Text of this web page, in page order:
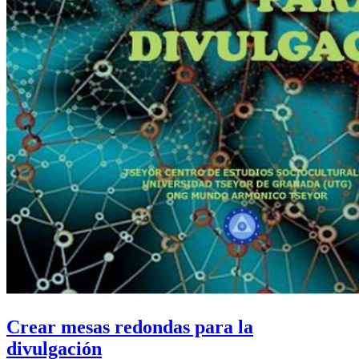
Crear mesas redondas para la
divulgación